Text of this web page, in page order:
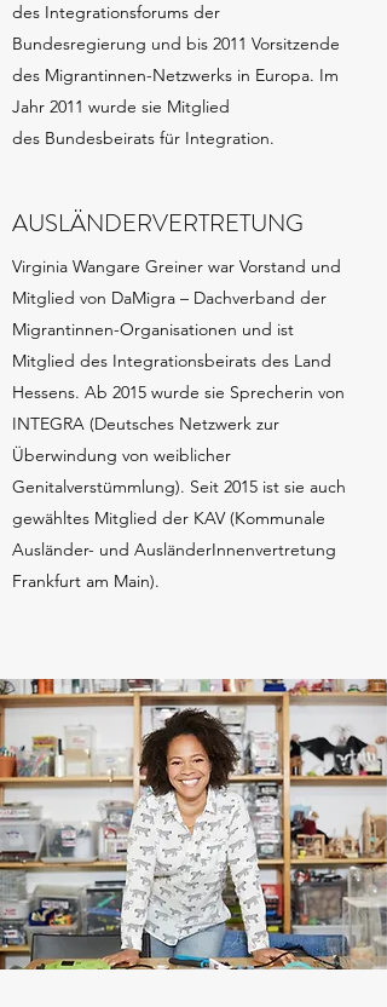
des Integrationsforums der
Bundesregierung und bis 2011 Vorsitzende
des Migrantinnen-Netzwerks in Europa. Im
Jahr 2011 wurde sie Mitglied
des Bundesbeirats für Integration.
AUSLÄNDERVERTRETUNG
Virginia Wangare Greiner war Vorstand und
Mitglied von DaMigra – Dachverband der
Migrantinnen-Organisationen und ist
Mitglied des Integrationsbeirats des Land
Hessens. Ab 2015 wurde sie Sprecherin von
INTEGRA (Deutsches Netzwerk zur
Überwindung von weiblicher
Genitalverstümmlung). Seit 2015 ist sie auch
gewähltes Mitglied der KAV (Kommunale
Ausländer- und AusländerInnenvertretung
Frankfurt am Main).